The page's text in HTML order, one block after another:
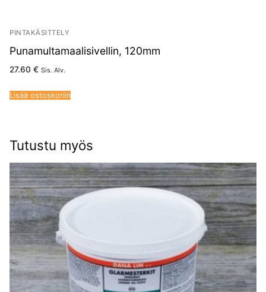
PINTAKÄSITTELY
Punamultamaalisivellin, 120mm
27.60 € Sis. Alv.
Lisää ostoskoriin
Tutustu myös